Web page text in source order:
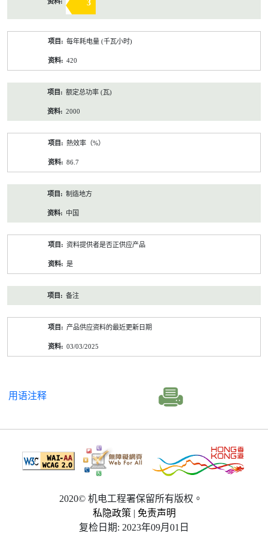
3
每年耗电量 (千瓦小时)
420
额定总功率 (瓦)
2000
熱效率（%）
86.7
制造地方
中国
资料提供者是否正供应产品
是
备注
产品供应资料的最近更新日期
03/03/2025
用语注释
2020© 机电工程署保留所有版权。
私隐政策 | 免责声明
复检日期: 2023年09月01日